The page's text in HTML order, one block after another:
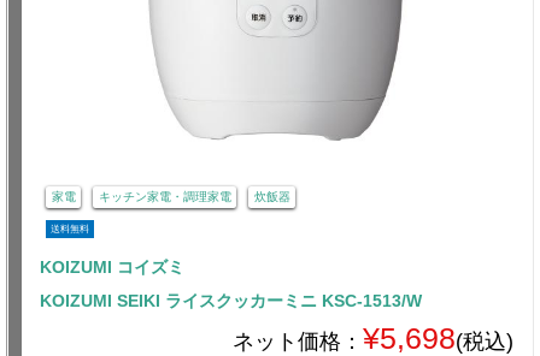
家電 キッチン家電・調理家電 炊飯器
送料無料
KOIZUMI コイズミ
KOIZUMI SEIKI ライスクッカーミニ KSC-1513/W
ネット価格： ¥5,698(税込)